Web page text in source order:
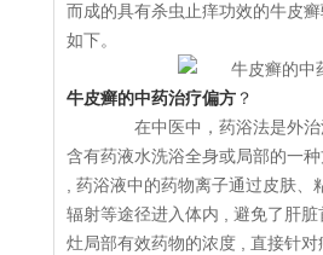
而成的具有杀虫止痒功效的牛皮
如下。
牛皮癣的中药治疗偏方 ？
在中医中，药浴法是外治
含有药液水洗浴全身或局部的一
, 药浴液中的药物离子通过皮肤、
辐射等途径进入体内 , 避免了肝
灶局部有效药物的浓度 , 直接针